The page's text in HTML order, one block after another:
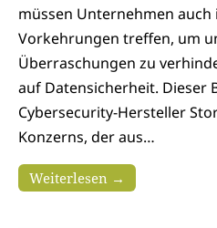
müssen Unternehmen
Vorkehrungen treffen, um
Überraschungen zu
auf Datensicherheit. Dieser
Cybersecurity-Hersteller
Konzerns, der aus…
Weiterlesen →